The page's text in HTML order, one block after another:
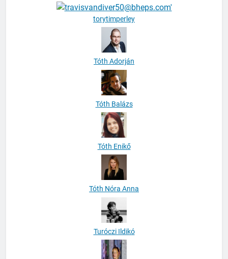
torytimperley
Tóth Adorján
Tóth Balázs
Tóth Enikő
Tóth Nóra Anna
Turóczi Ildikó